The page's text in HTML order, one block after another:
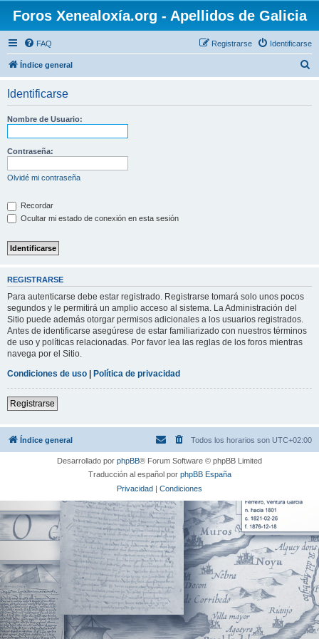
Foros Xenealoxía.org - Apellidos de Galicia
FAQ Identificarse
Registrarse
Índice general
Identificarse
Nombre de Usuario:
Contraseña:
Olvidé mi contraseña
Recordar
Ocultar mi estado de conexión en esta sesión
REGISTRARSE
Para autenticarse debe estar registrado. Registrarse tomará solo unos pocos
segundos y le permitirá un amplio acceso al sistema. La Administración del
Sitio puede además otorgar permisos adicionales a los usuarios registrados.
Antes de identificarse asegúrese de estar familiarizado con nuestros términos
de uso y políticas relacionadas. Por favor lea las reglas de los foros mientras
navega por el Sitio.
Condiciones de uso | Política de privacidad
Registrarse
Índice general Todos los horarios son UTC+02:00
Desarrollado por phpBB® Forum Software © phpBB Limited
Traducción al español por phpBB España
Privacidad | Condiciones